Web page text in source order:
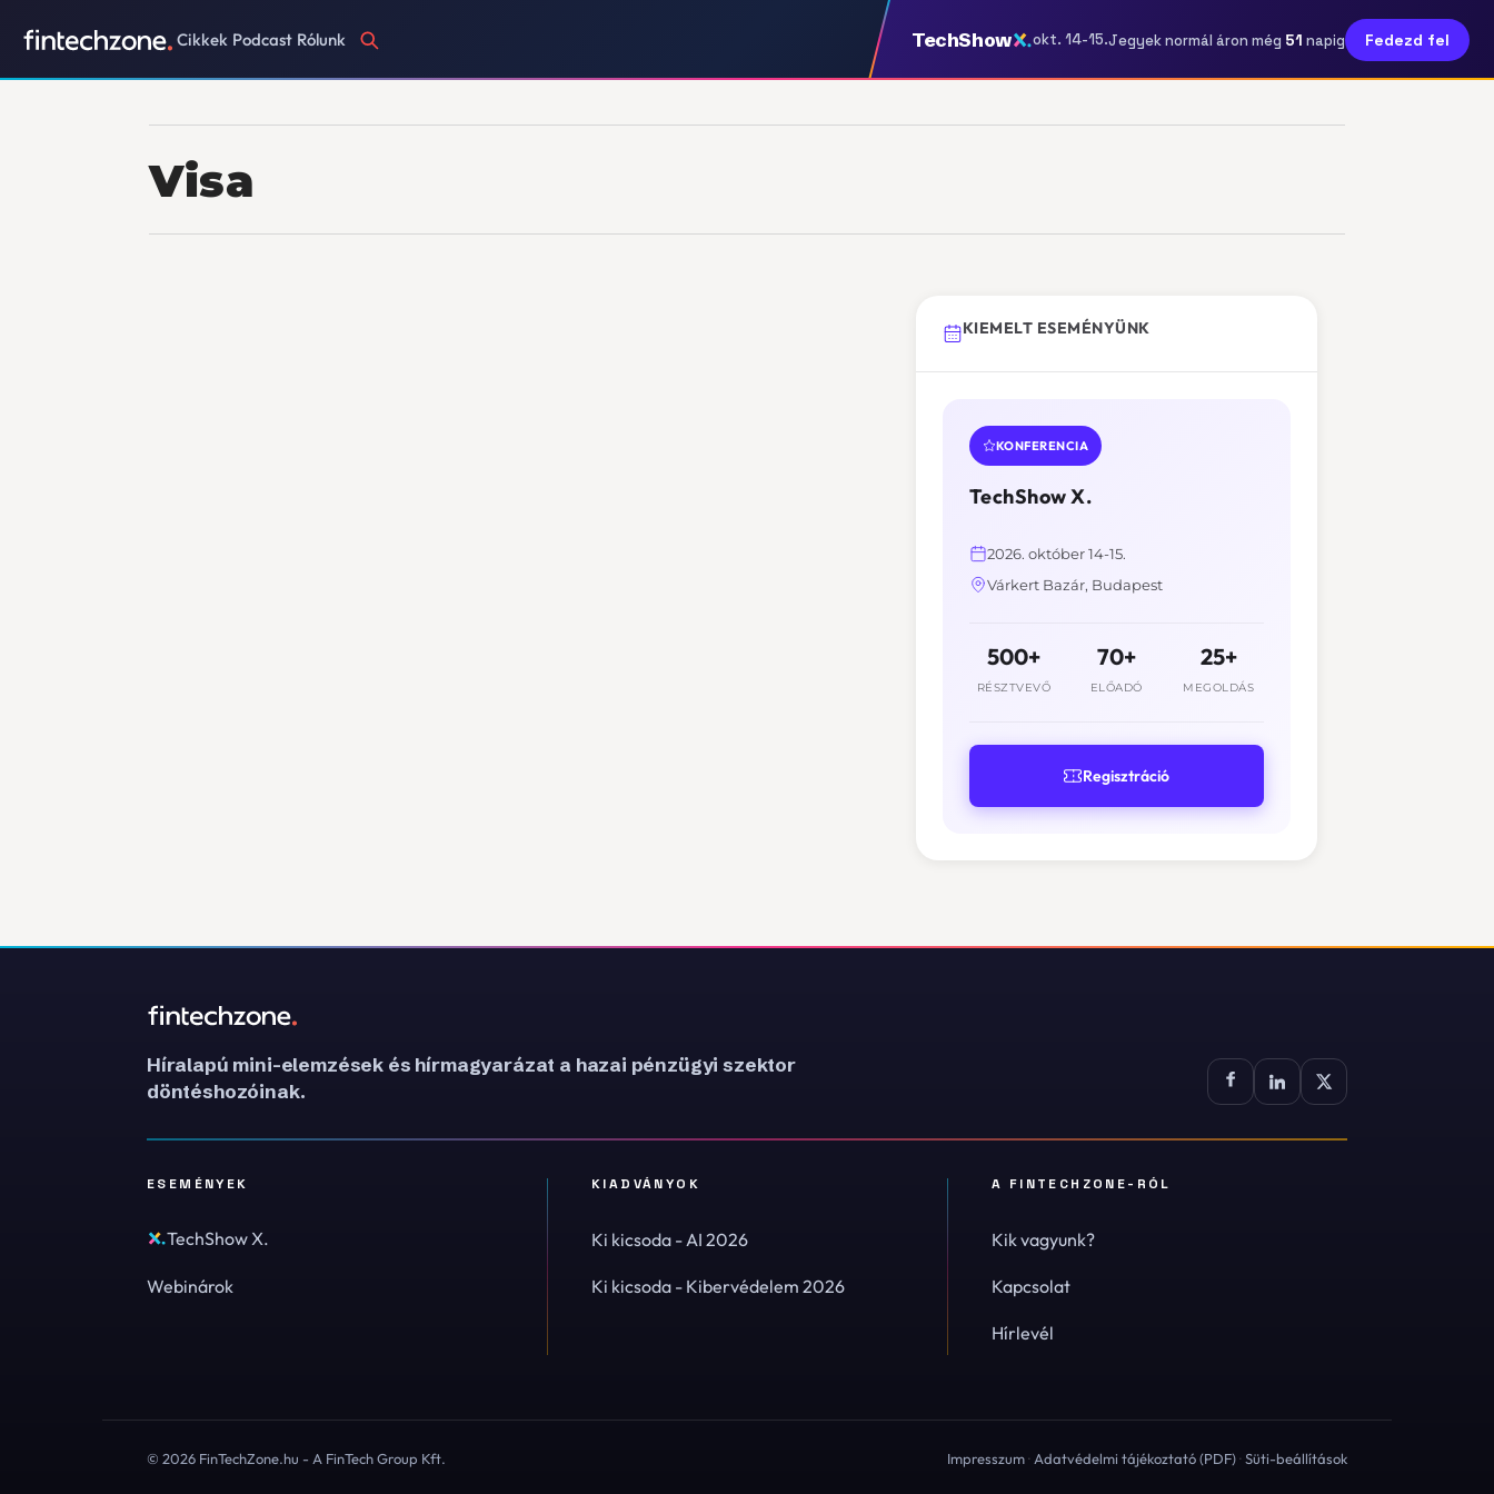
Cikkek Podcast Rólunk TechShow okt. 14-15.Jegyek normál áron még 51 napig Fedezd fel
Visa
KIEMELT ESEMÉNYÜNK
KONFERENCIA
TechShow X.
2026. október 14-15.
Várkert Bazár, Budapest
500+
RÉSZTVEVŐ
70+
ELŐADÓ
25+
MEGOLDÁS
Regisztráció
Híralapú mini-elemzések és hírmagyarázat a hazai pénzügyi szektor
döntéshozóinak.
ESEMÉNYEK
TechShow X.
Webinárok
KIADVÁNYOK
Ki kicsoda - AI 2026
Ki kicsoda - Kibervédelem 2026
A FINTECHZONE-RÓL
Kik vagyunk?
Kapcsolat
Hírlevél
© 2026 FinTechZone.hu - A FinTech Group Kft. Impresszum·Adatvédelmi tájékoztató (PDF)·Süti-beállítások